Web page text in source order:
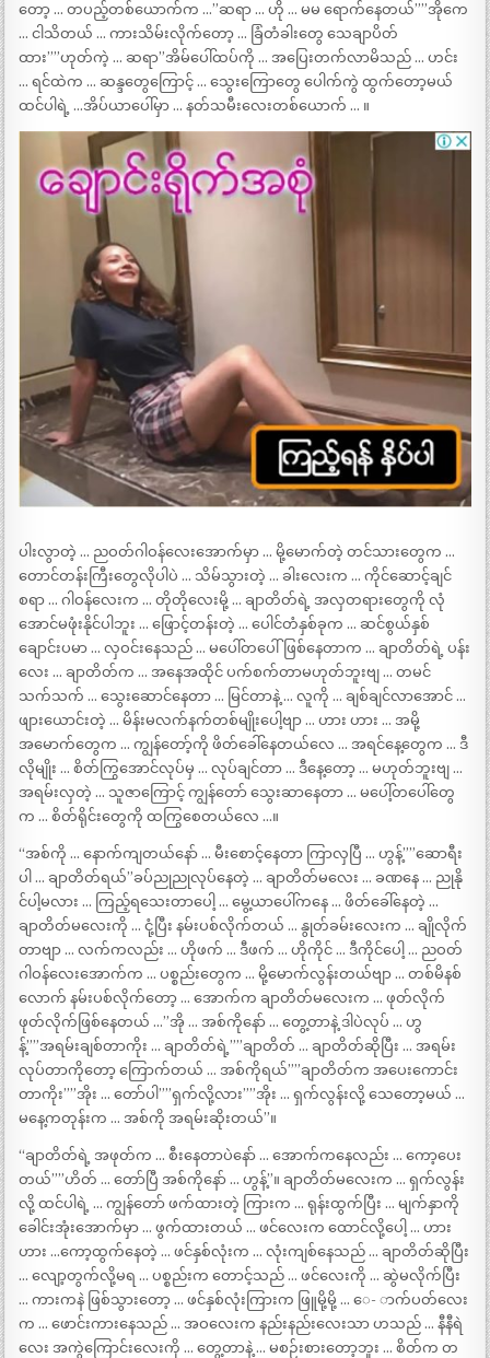
တော့ … တပည့်တစ်ယောက်က …”ဆရာ … ဟို … မမ ရောက်နေတယ်””အိုကေ
… ငါသိတယ် … ကားသိမ်းလိုက်တော့ … ခြံတံခါးတွေ သေချာပိတ်
ထား””ဟုတ်ကဲ့ … ဆရာ”အိမ်ပေါ်ထပ်ကို … အပြေးတက်လာမိသည် … ဟင်း
… ရင်ထဲက … ဆန္ဒတွေကြောင့် … သွေးကြောတွေ ပေါက်ကွဲ ထွက်တော့မယ်
ထင်ပါရဲ့ …အိပ်ယာပေါ်မှာ … နတ်သမီးလေးတစ်ယောက် … ။
ပါးလွာတဲ့ … ညဝတ်ဂါဝန်လေးအောက်မှာ … မို့မောက်တဲ့ တင်သားတွေက …
တောင်တန်းကြီးတွေလိုပါပဲ … သိမ်သွားတဲ့ … ခါးလေးက … ကိုင်ဆောင့်ချင်
စရာ … ဂါဝန်လေးက … တိုတိုလေးမို့ … ချာတိတ်ရဲ့ အလှတရားတွေကို လုံ
အောင်မဖုံးနိုင်ပါဘူး … ဖြောင့်တန်းတဲ့ … ပေါင်တံနှစ်ခုက … ဆင်စွယ်နှစ်
ချောင်းပမာ … လှဝင်းနေသည် … မပေါ်တပေါ်ဖြစ်နေတာက … ချာတိတ်ရဲ့ ပန်း
လေး … ချာတိတ်က … အနေအထိုင် ပက်စက်တာမဟုတ်ဘူးဗျ … တမင်
သက်သက် … သွေးဆောင်နေတာ … မြင်တာနဲ့ … လူကို … ချစ်ချင်လာအောင် …
ဖျားယောင်းတဲ့ … မိန်းမလက်နက်တစ်မျိုးပေါ့ဗျာ … ဟား ဟား … အမို့
အမောက်တွေက … ကျွန်တော့်ကို ဖိတ်ခေါ်နေတယ်လေ … အရင်နေ့တွေက … ဒီ
လိုမျိုး … စိတ်ကြွအောင်လုပ်မှ … လုပ်ချင်တာ … ဒီနေ့တော့ … မဟုတ်ဘူးဗျ …
အရမ်းလှတဲ့ … သူဇာကြောင့် ကျွန်တော် သွေးဆာနေတာ … မပေါ့်တပေါ်တွေ
က … စိတ်ရိုင်းတွေကို ထကြွစေတယ်လေ …။
“အစ်ကို … နောက်ကျတယ်နော် … မီးစောင့်နေတာ ကြာလှပြီ … ဟွန့်””ဆောရီး
ပါ … ချာတိတ်ရယ်”ခပ်ညုညုလုပ်နေတဲ့ … ချာတိတ်မလေး … ခဏနေ … ညုနို
င်ပါ့မလား … ကြည့်ရသေးတာပေါ့ … မွေ့ယာပေါ်ကနေ … ဖိတ်ခေါ်နေတဲ့ …
ချာတိတ်မလေးကို … ငုံ့ပြီး နမ်းပစ်လိုက်တယ် … နွုတ်ခမ်းလေးက … ချိုလိုက်
တာဗျာ … လက်ကလည်း … ဟိုဖက် … ဒီဖက် … ဟိုကိုင် … ဒီကိုင်ပေါ့ … ညဝတ်
ဂါဝန်လေးအောက်က … ပစ္စည်းတွေက … မို့မောက်လွန်းတယ်ဗျာ … တစ်မိနစ်
လောက် နမ်းပစ်လိုက်တော့ … အောက်က ချာတိတ်မလေးက … ဖုတ်လိုက်
ဖုတ်လိုက်ဖြစ်နေတယ် …”အို … အစ်ကိုနော် … တွေ့တာနဲ့ ဒါပဲလုပ် … ဟွ
န့်””အရမ်းချစ်တာကိုး … ချာတိတ်ရဲ့””ချာတိတ် … ချာတိတ်ဆိုပြီး … အရမ်း
လုပ်တာကိုတော့ ကြောက်တယ် … အစ်ကိုရယ်””ချာတိတ်က အပေးကောင်း
တာကိုး””အိုး … တော်ပါ””ရှက်လို့လား””အိုး … ရှက်လွန်းလို့ သေတော့မယ် …
မနေ့ကတုန်းက … အစ်ကို အရမ်းဆိုးတယ်”။
“ချာတိတ်ရဲ့ အဖုတ်က … စီးနေတာပဲနော် … အောက်ကနေလည်း … ကော့ပေး
တယ်””ဟိတ် … တော်ပြီ အစ်ကိုနော် … ဟွန့်”။ ချာတိတ်မလေးက … ရှက်လွန်း
လို့ ထင်ပါရဲ့ … ကျွန်တော် ဖက်ထားတဲ့ ကြားက … ရုန်းထွက်ပြီး … မျက်နှာကို
ခေါင်းအုံးအောက်မှာ … ဖွက်ထားတယ် … ဖင်လေးက ထောင်လို့ပေါ့ … ဟား
ဟား …ကော့ထွက်နေတဲ့ … ဖင်နှစ်လုံးက … လုံးကျစ်နေသည် … ချာတိတ်ဆိုပြီး
… လျော့တွက်လို့မရ … ပစ္စည်းက တောင့်သည် … ဖင်လေးကို … ဆွဲမလိုက်ပြီး
… ကားကနဲ ဖြစ်သွားတော့ … ဖင်နှစ်လုံးကြားက ဖြူမို့မို့ … ေ- ာက်ပတ်လေး
က … ဖောင်းကားနေသည် … အဝလေးက နည်းနည်းလေးသာ ဟသည် … နီနီရဲ
လေး အကွဲကြောင်းလေးကို … တွေ့တာနဲ့ … မစဉ်းစားတော့ဘူး … စိတ်က တ